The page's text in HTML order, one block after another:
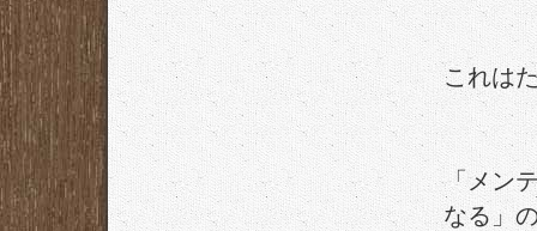
これは
「メン
なる」